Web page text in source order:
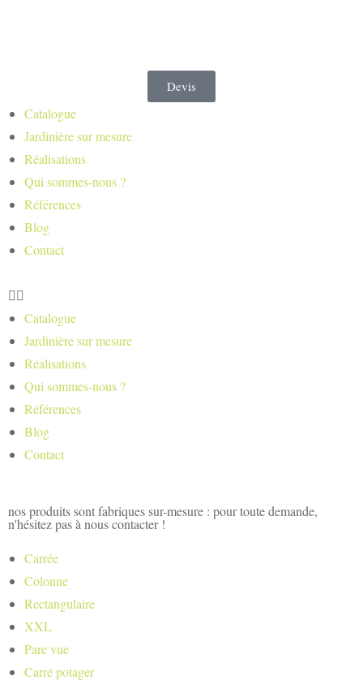
Devis
Catalogue
Jardinière sur mesure
Réalisations
Qui sommes-nous ?
Références
Blog
Contact
Catalogue
Jardinière sur mesure
Réalisations
Qui sommes-nous ?
Références
Blog
Contact
nos produits sont fabriques sur-mesure : pour toute demande,
n'hésitez pas à nous contacter !
Carrée
Colonne
Rectangulaire
XXL
Pare vue
Carré potager